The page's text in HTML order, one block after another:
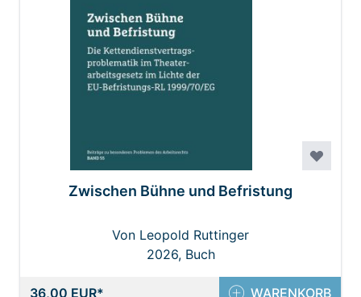
Zwischen Bühne und Befristung
Von Leopold Ruttinger
2026, Buch
36,00 EUR WARENKORB